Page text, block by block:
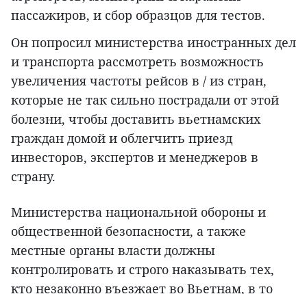
пассажиров, и сбор образцов для тестов.
Он попросил министерства иностранных дел
и транспорта рассмотреть возможность
увеличения частоты рейсов в / из стран,
которые не так сильно пострадали от этой
болезни, чтобы доставить вьетнамских
граждан домой и облегчить приезд
инвесторов, экспертов и менеджеров в
страну.
Министерства национальной обороны и
общественной безопасности, а также
местные органы власти должны
контролировать и строго наказывать тех,
кто незаконно въезжает во Вьетнам, в то